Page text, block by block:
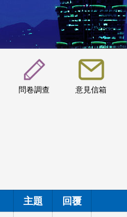
問卷調查 意見信箱
:::
主題 回覆